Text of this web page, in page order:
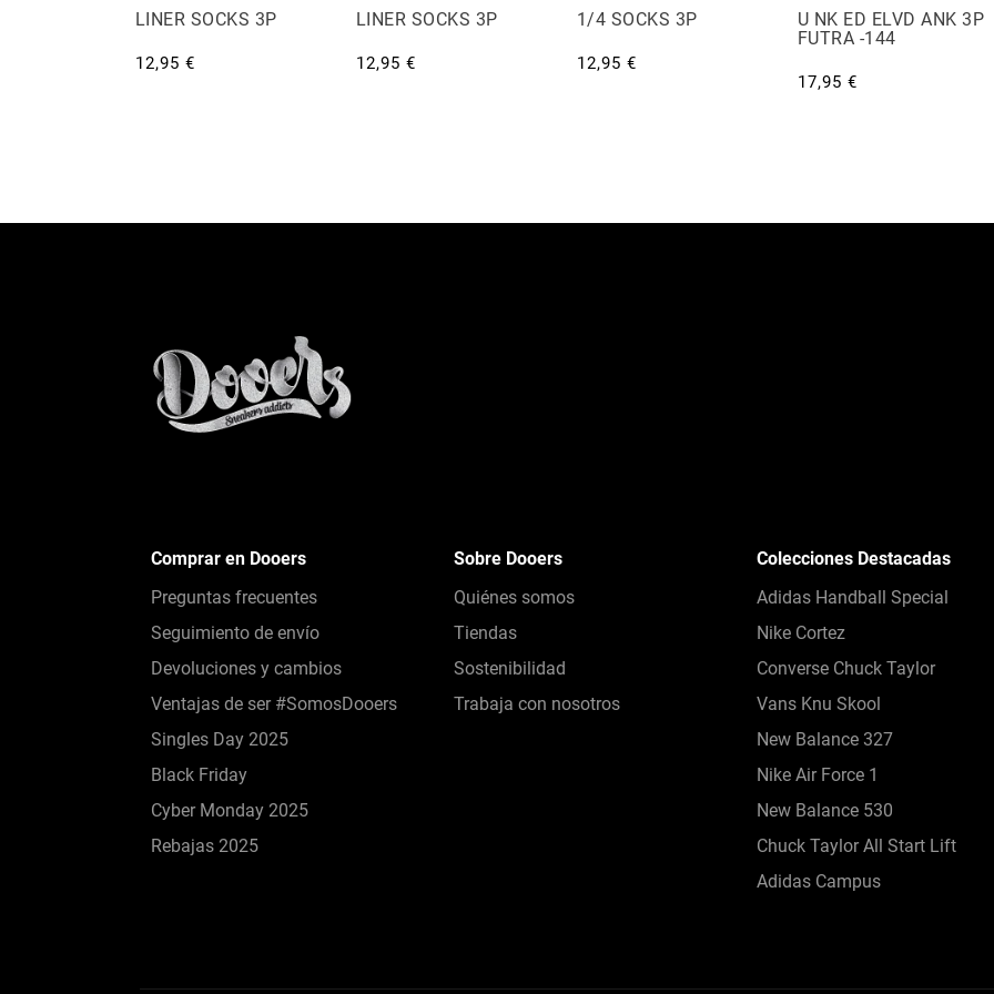
LINER SOCKS 3P
12,95 €
LINER SOCKS 3P
12,95 €
1/4 SOCKS 3P
12,95 €
U NK ED ELVD ANK 3P
FUTRA -144
17,95 €
Comprar en Dooers
Preguntas frecuentes
Seguimiento de envío
Devoluciones y cambios
Ventajas de ser #SomosDooers
Singles Day 2025
Black Friday
Cyber Monday 2025
Rebajas 2025
Sobre Dooers
Quiénes somos
Tiendas
Sostenibilidad
Trabaja con nosotros
Colecciones Destacadas
Adidas Handball Special
Nike Cortez
Converse Chuck Taylor
Vans Knu Skool
New Balance 327
Nike Air Force 1
New Balance 530
Chuck Taylor All Start Lift
Adidas Campus